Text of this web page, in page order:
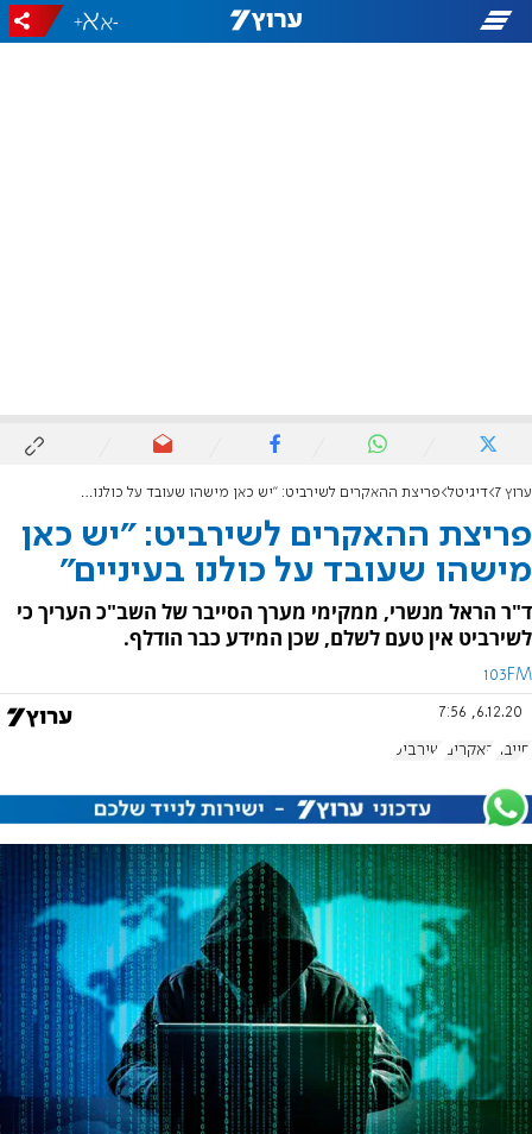
-
+
ערוץ 7 דיגיטל פריצת ההאקרים לשירביט: "יש כאן מישהו שעובד על כולנו בעיניים"
פריצת ההאקרים לשירביט: "יש כאן
מישהו שעובד על כולנו בעיניים"
ד"ר הראל מנשרי, ממקימי מערך הסייבר של השב"כ העריך כי
לשירביט אין טעם לשלם, שכן המידע כבר הודלף.
103FM
6.12.20, 7:56
סייבר האקרים שירביט